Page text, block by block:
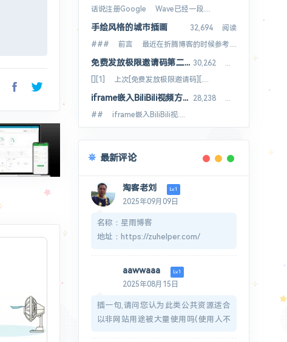
话说注册Google Wave已经一段....
手绘风格的城市插画
32,694 阅读
### 前言 最近在折腾博客的时候参考....
免费发放极限邀请码第二季8枚
[][1] 上次[免费发放极限邀请码][....
iframe嵌入BiliBili视频方法B站视频外链
## iframe嵌入BiliBili视....
最新评论
淘客老刘 Lv.1
2025年09月09日
名称：星雨博客
地址：https://zuhelper.com/
图标：
32x32.png
aawwaaa Lv.1
2025年08月15日
插一句,请问您认为此类公共资源适合
以非网站用途被大量使用吗(使用人不